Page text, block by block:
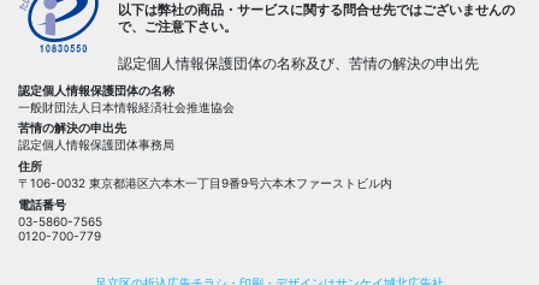
以下は弊社の商品・サービスに関する問合せ先ではございませんの
で、ご注意下さい。
認定個人情報保護団体の名称及び、苦情の解決の申出先
認定個人情報保護団体の名称
一般財団法人日本情報経済社会推進協会
苦情の解決の申出先
認定個人情報保護団体事務局
住所
〒106-0032 東京都港区六本木一丁目9番9号六本木ファーストビル内
電話番号
03-5860-7565
0120-700-779